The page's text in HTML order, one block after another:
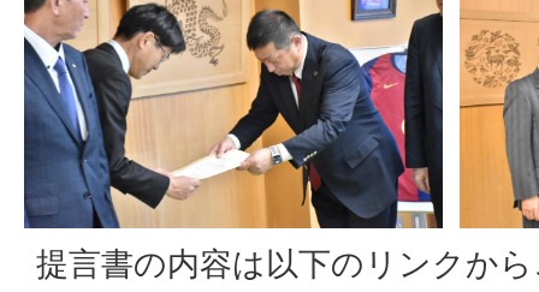
提言書の内容は以下のリンクか